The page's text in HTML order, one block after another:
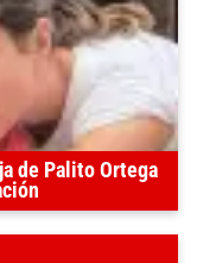
de Palito Ortega